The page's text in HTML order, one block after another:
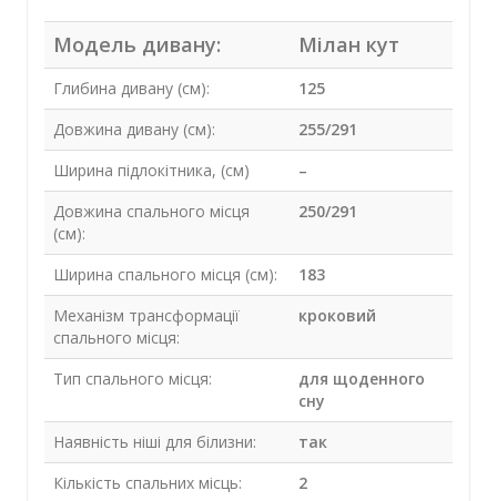
Модель дивану: Мілан кут
Глибина дивану (см):
125
Довжина дивану (см):
255/291
Ширина підлокітника, (см)
–
Довжина спального місця
(см):
250/291
Ширина спального місця (см):
183
Механізм трансформації
спального місця:
кроковий
Тип спального місця:
для щоденного
сну
Наявність ніші для білизни:
так
Кількість спальних місць:
2